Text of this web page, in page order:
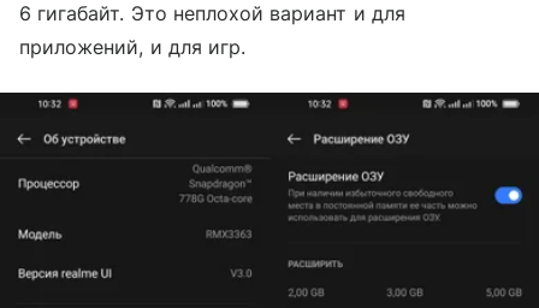
6 гигабайт. Это неплохой вариант и для
приложений, и для игр.